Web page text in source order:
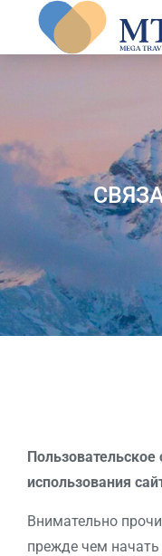
Пользовательское
использования
Внимательно
прежде чем